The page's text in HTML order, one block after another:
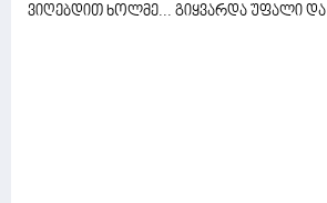
ვიღებდით ხოლმე... გიყვარდა უფალი და